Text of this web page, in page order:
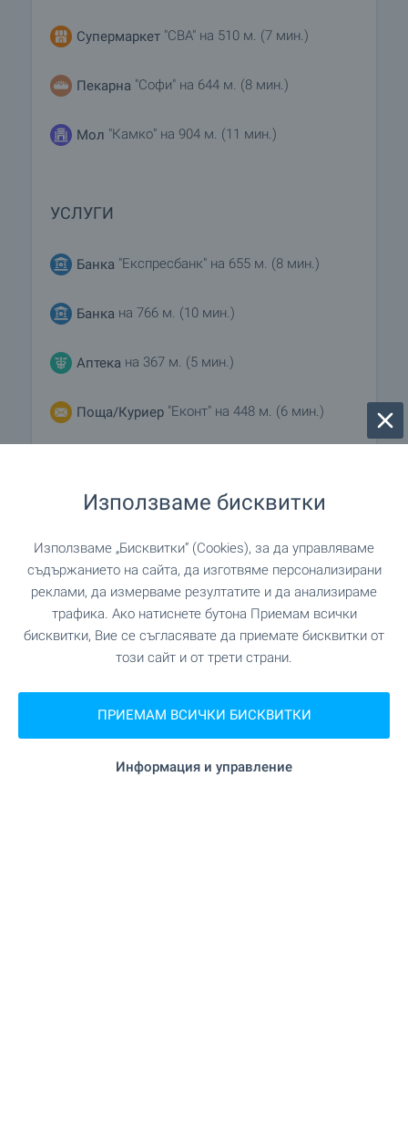
Супермаркет "CBA" на 510 м. (7 мин.)
Пекарна "Софи" на 644 м. (8 мин.)
Мол "Камко" на 904 м. (11 мин.)
УСЛУГИ
Банка "Експресбанк" на 655 м. (8 мин.)
Банка на 766 м. (10 мин.)
Аптека на 367 м. (5 мин.)
Поща/Куриер "Еконт" на 448 м. (6 мин.)
Фризьорски салон"Салони Нуши" на 817 м.
Салон за красота"Милена стил" на 793 м. (10
мин.)
Ветеринарен лекар
Използваме бисквитки
Използваме „Бисквитки“ (Cookies), за да управляваме
съдържанието на сайта, да изготвяме персонализирани
реклами, да измерваме резултатите и да анализираме
трафика. Ако натиснете бутона Приемам всички
бисквитки, Вие се съгласявате да приемате бисквитки от
този сайт и от трети страни.
ПРИЕМАМ ВСИЧКИ БИСКВИТКИ
Информация и управление